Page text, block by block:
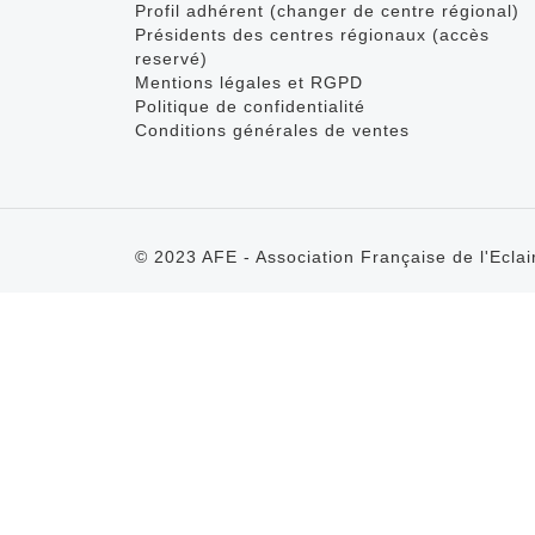
Profil adhérent (changer de centre régional)
Présidents des centres régionaux (accès
reservé)
Mentions légales et RGPD
Politique de confidentialité
Conditions générales de ventes
© 2023 AFE - Association Française de